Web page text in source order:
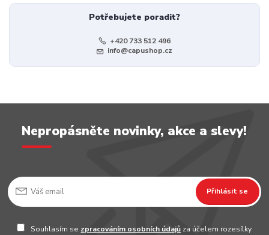
Potřebujete poradit?
+420 733 512 496
info@capushop.cz
Nepropásněte novinky, akce a slevy!
Přihlásit se
Souhlasím se zpracováním osobních údajů za účelem rozesílky